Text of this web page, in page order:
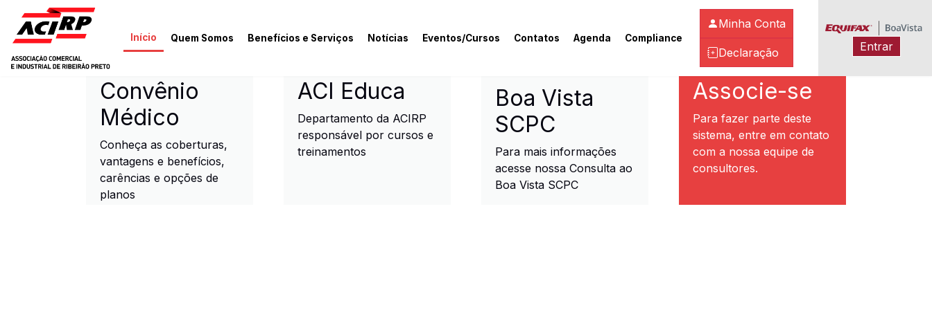
Pular para o conteúdo principal
Início Quem Somos Benefícios e Serviços Notícias Eventos/Cursos Contatos Agenda Compliance
Minha Conta
Declaração Entrar
ACIRP - Associação Comercial e Industrial de Ribeirão Preto
Convênio
Médico
Conheça as coberturas,
vantagens e benefícios,
carências e opções de
planos
ACI Educa
Departamento da ACIRP
responsável por cursos e
treinamentos
Boa Vista
SCPC
Para mais informações
acesse nossa Consulta ao
Boa Vista SCPC
Associe-se
Para fazer parte deste
sistema, entre em contato
com a nossa equipe de
consultores.